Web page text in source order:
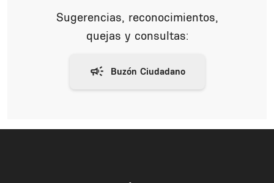
Sugerencias, reconocimientos,
quejas y consultas: